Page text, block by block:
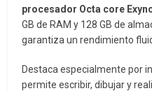
procesador Octa core
GB de RAM y 128 GB de
garantiza un rendimiento
Destaca especialmente por
permite escribir, dibujar y